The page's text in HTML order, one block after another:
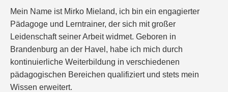
Mein Name ist Mirko Mieland, ich bin ein engagierter
Pädagoge und Lerntrainer, der sich mit großer
Leidenschaft seiner Arbeit widmet. Geboren in
Brandenburg an der Havel, habe ich mich durch
kontinuierliche Weiterbildung in verschiedenen
pädagogischen Bereichen qualifiziert und stets mein
Wissen erweitert.